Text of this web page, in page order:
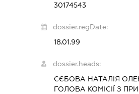
30174543
dossier.regDate:
18.01.99
dossier.heads:
СЄБОВА НАТАЛІЯ
ГОЛОВА КОМІСІЇ З